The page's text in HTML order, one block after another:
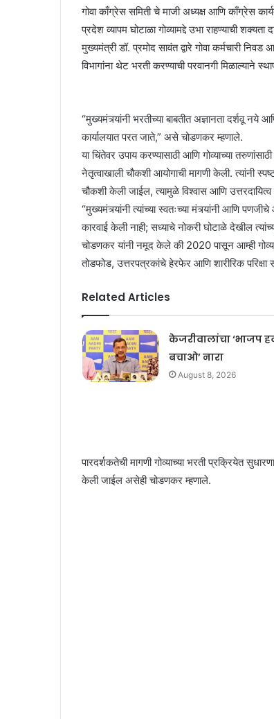
गोवा काँग्रेस समिती चे माजी अध्यक्ष आणि काँग्रेस
प्रदेश व्यापम घोटाळा गोव्यामद्दे उभा राहण्याची
मुख्यमंत्री डॉ. प्रमोद सावंत द्वारे गोवा कर्मचारी
विभागांना थेट भरती करण्याची परवानगी
“मुख्यमंत्र्यांनी भरतीच्या बाबतीत अज्ञानता दर्शवू
कार्यालयात परत जाते,” असे चोडणकर म्हणाले.
या चिंतेवर उपाय करण्यासाठी आणि गोव्याच्या
नेतृत्वाखाली चौकशी आयोगाची मागणी केली.
चौकशी केली जाईल, त्यामुळे विश्वास आणि उत्तरदायित्व
“मुख्यमंत्र्यांनी त्यांच्या स्वतःच्या मंत्र्यांनी आणि
कारवाई केली नाही; सध्याचे नोकरी घोटाळे देखील
चोडणकर यांनी नमूद केले की 2020 पासून आम्ही
तोडफोड, उत्तरपत्रकांचे हेरफेर आणि शारीरिक परिक्षा
Related Articles
केजरीवालांचा ‘भाजप
बचाओ’ नारा
August 8, 2026
पारदर्शकतेची मागणी गोव्याच्या भरती प्रक्रियेत
केली जाईल असेही चोडणकर म्हणाले.